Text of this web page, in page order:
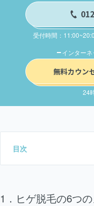
受付時間：
インターネ
無料カウン
24
目次
ヒゲ脱毛の6つ